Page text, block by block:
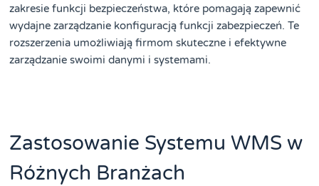
zakresie funkcji bezpieczeństwa, które pomagają zapewnić
wydajne zarządzanie konfiguracją funkcji zabezpieczeń. Te
rozszerzenia umożliwiają firmom skuteczne i efektywne
zarządzanie swoimi danymi i systemami.
Zastosowanie Systemu WMS w
Różnych Branżach